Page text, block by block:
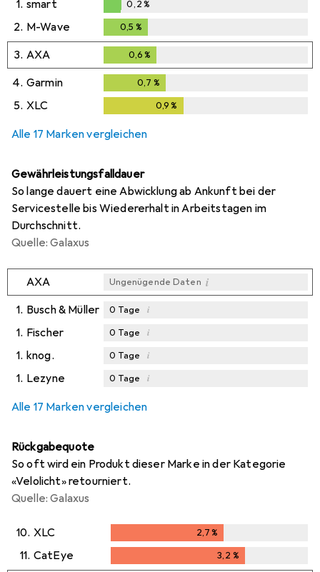
1. smart
0,2%
0,2%
2. M-Wave 0,5 %
3. AXA 0,6 %
4. Garmin 0,7 %
5. XLC 0,9 %
Alle 17 Marken vergleichen
Gewährleistungsfalldauer
So lange dauert eine Abwicklung ab Ankunft bei der
Servicestelle bis Wiedererhalt in Arbeitstagen im
Durchschnitt.
Quelle: Galaxus
AXA Ungenügende Daten i
1. Busch & Müller 0 Tage i
1. Fischer 0 Tage i
1. knog. 0 Tage i
1. Lezyne 0 Tage i
Alle 17 Marken vergleichen
Rückgabequote
So oft wird ein Produkt dieser Marke in der Kategorie
«Velolicht» retourniert.
Quelle: Galaxus
10. XLC 2,7%
11. CatEye 3,2 %